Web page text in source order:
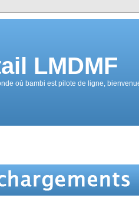
LMDMF
où bambi est pilote de ligne,